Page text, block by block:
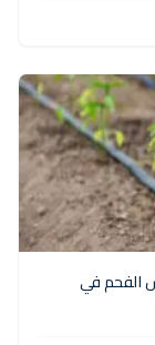
الفحم في